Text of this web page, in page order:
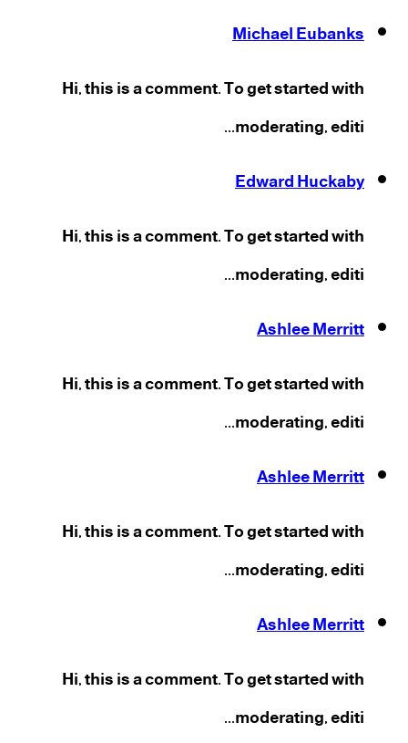
Michael Eubanks
Hi, this is a comment. To get started with
moderating, editi...
Edward Huckaby
Hi, this is a comment. To get started with
moderating, editi...
Ashlee Merritt
Hi, this is a comment. To get started with
moderating, editi...
Ashlee Merritt
Hi, this is a comment. To get started with
moderating, editi...
Ashlee Merritt
Hi, this is a comment. To get started with
moderating, editi...